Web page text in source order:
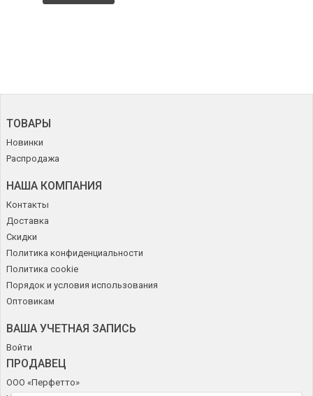
ТОВАРЫ
Новинки
Распродажа
НАША КОМПАНИЯ
Контакты
Доставка
Скидки
Политика конфиденциальности
Политика cookie
Порядок и условия использования
Оптовикам
ВАША УЧЕТНАЯ ЗАПИСЬ
Войти
ПРОДАВЕЦ
ООО «Перфетто»